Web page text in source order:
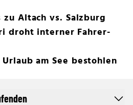
zu Altach vs. Salzburg
droht interner Fahrer-
am See bestohlen